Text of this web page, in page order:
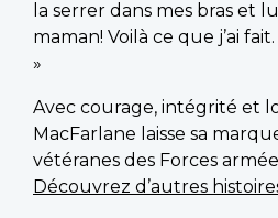
la serrer dans mes bras et
maman! Voilà ce que j’ai
»
Avec courage, intégrité et
MacFarlane laisse sa
vétéranes des Forces
Découvrez d’autres